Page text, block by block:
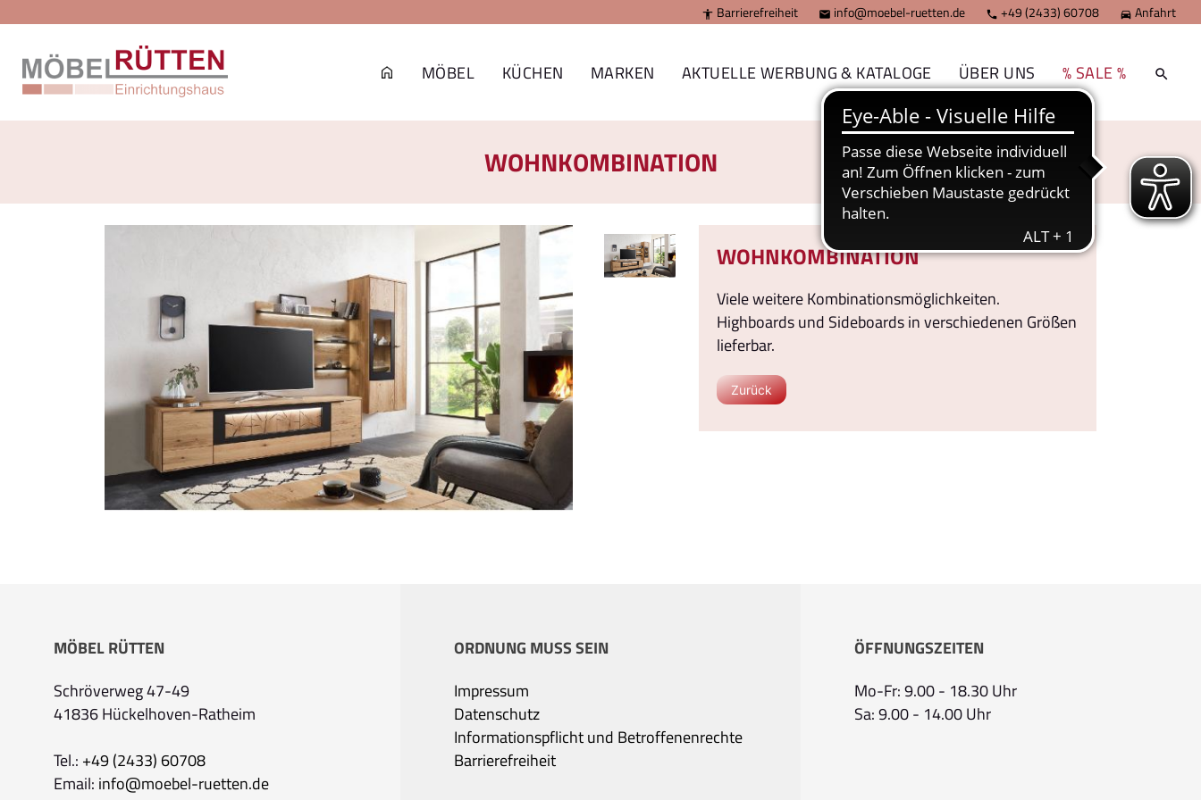
 Barrierefreiheit  info@moebel-ruetten.de  +49 (2433) 60708  Anfahrt
MÖBEL KÜCHEN MARKEN AKTUELLE WERBUNG & KATALOGE ÜBER UNS % SALE %
WOHNKOMBINATION
WOHNKOMBINATION
Viele weitere Kombinationsmöglichkeiten.
Highboards und Sideboards in verschiedenen Größen
lieferbar.
Zurück
MÖBEL RÜTTEN
Schröverweg 47-49
41836 Hückelhoven-Ratheim
Tel.: +49 (2433) 60708
Email: info@moebel-ruetten.de
ORDNUNG MUSS SEIN
Impressum
Datenschutz
Informationspflicht und Betroffenenrechte
Barrierefreiheit
ÖFFNUNGSZEITEN
Mo-Fr: 9.00 - 18.30 Uhr
Sa: 9.00 - 14.00 Uhr